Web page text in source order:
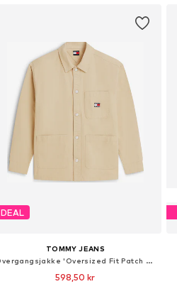
DEAL
TOMMY JEANS
Overgangsjakke 'Oversized Fit Patch Pocket'
598,50 kr